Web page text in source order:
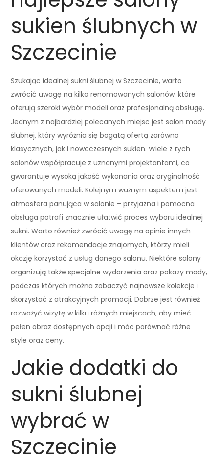
sukien ślubnych w
Szczecinie
Szukając idealnej sukni ślubnej w Szczecinie, warto
zwrócić uwagę na kilka renomowanych salonów, które
oferują szeroki wybór modeli oraz profesjonalną obsługę.
Jednym z najbardziej polecanych miejsc jest salon mody
ślubnej, który wyróżnia się bogatą ofertą zarówno
klasycznych, jak i nowoczesnych sukien. Wiele z tych
salonów współpracuje z uznanymi projektantami, co
gwarantuje wysoką jakość wykonania oraz oryginalność
oferowanych modeli. Kolejnym ważnym aspektem jest
atmosfera panująca w salonie – przyjazna i pomocna
obsługa potrafi znacznie ułatwić proces wyboru idealnej
sukni. Warto również zwrócić uwagę na opinie innych
klientów oraz rekomendacje znajomych, którzy mieli
okazję korzystać z usług danego salonu. Niektóre salony
organizują także specjalne wydarzenia oraz pokazy mody,
podczas których można zobaczyć najnowsze kolekcje i
skorzystać z atrakcyjnych promocji. Dobrze jest również
rozważyć wizytę w kilku różnych miejscach, aby mieć
pełen obraz dostępnych opcji i móc porównać różne
style oraz ceny.
Jakie dodatki do
sukni ślubnej
wybrać w
Szczecinie